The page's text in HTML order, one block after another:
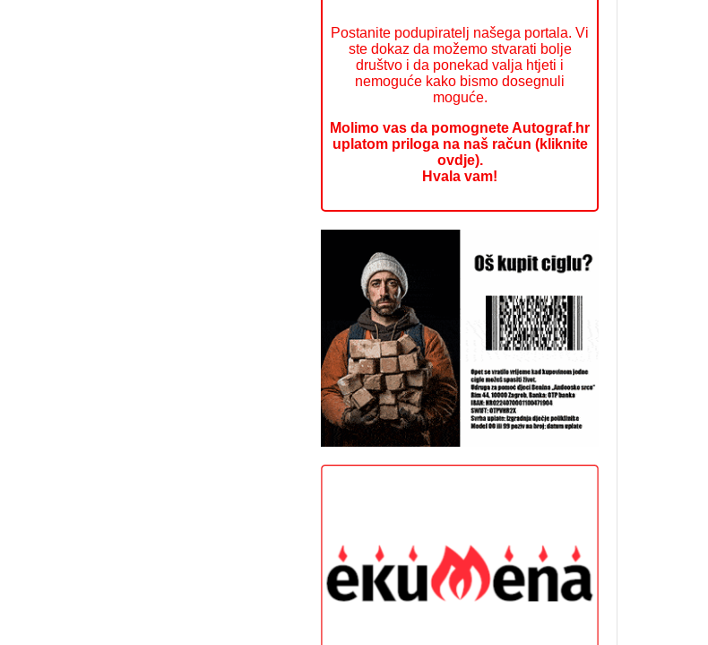
Postanite podupiratelj našega portala. Vi
ste dokaz da možemo stvarati bolje
društvo i da ponekad valja htjeti i
nemoguće kako bismo dosegnuli
moguće.
Molimo vas da pomognete Autograf.hr
uplatom priloga na naš račun (kliknite
ovdje).
Hvala vam!